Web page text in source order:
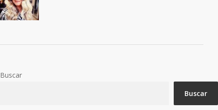
Buscar
Buscar